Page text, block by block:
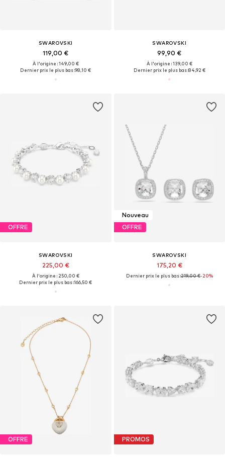
SWAROVSKI
119,00 €
À l'origine : 149,00 €
Dernier prix le plus bas :98,10 €
SWAROVSKI
99,90 €
À l'origine : 139,00 €
Dernier prix le plus bas :84,92 €
OFFRE
SWAROVSKI
225,00 €
À l'origine : 250,00 €
Dernier prix le plus bas :166,50 €
Nouveau
OFFRE
SWAROVSKI
175,20 €
Dernier prix le plus bas :219,00 €-20%
OFFRE PROMOS